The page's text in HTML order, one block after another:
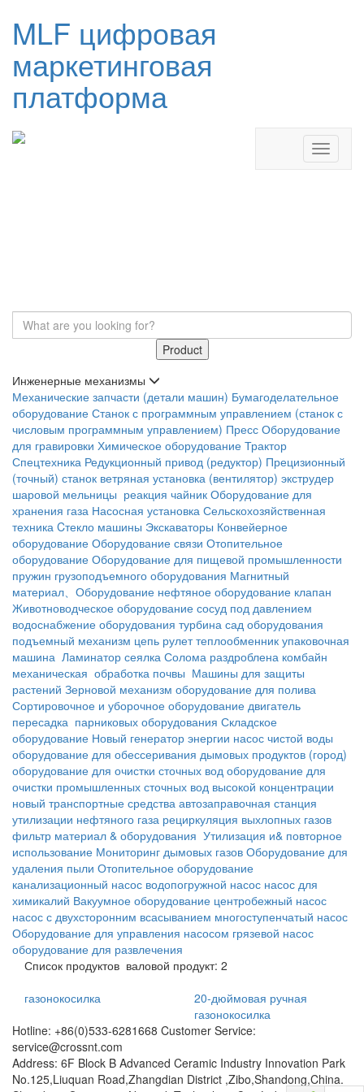
MLF цифровая
маркетинговая
платформа
Product
Инженерные механизмы
Механические запчасти (детали машин) Бумагоделательное
оборудование Станок с программным управлением (станок с
числовым программным управлением) Пресс Оборудование
для гравировки Химическое оборудование Трактор
Спецтехника Редукционный привод (редуктор) Прецизионный
(точный) станок ветряная установка (вентилятор) экструдер
шаровой мельницы реакция чайник Оборудование для
хранения газа Насосная установка Сельскохозяйственная
техника Cтекло машины Экскаваторы Конвейерное
оборудование Оборудование связи Отопительное
оборудование Оборудование для пищевой промышленности
пружин грузоподъемного оборудования Магнитный
материал、Оборудование нефтяное оборудование клапан
Животноводческое оборудование сосуд под давлением
водоснабжение оборудования турбина сад оборудования
подъемный механизм цепь рулет теплообменник упаковочная
машина Ламинатор сеялка Солома раздроблена комбайн
механическая обработка почвы Машины для защиты
растений Зерновой механизм оборудование для полива
Сортировочное и уборочное оборудование двигатель
пересадка парниковых оборудования Складское
оборудование Новый генератор энергии насос чистой воды
оборудование для обессеривания дымовых продуктов (город)
оборудование для очистки сточных вод оборудование для
очистки промышленных сточных вод высокой концентрации
новый транспортные средства автозаправочная станция
утилизации нефтяного газа рециркуляция выхлопных газов
фильтр материал & оборудования Утилизация и& повторное
использование Мониторинг дымовых газов Оборудование для
удаления пыли Отопительное оборудование
канализационный насос водопогружной насос насос для
химикалий Вакуумное оборудование центробежный насос
насос с двухсторонним всасыванием многоступенчатый насос
Оборудование для управления насосом грязевой насос
оборудование для развлечения
Список продуктов валовой продукт: 2
газонокосилка
20-дюймовая ручная
газонокосилка
Hotline: +86(0)533-6281668 Customer Service:
service@crossnt.com
Address: 6F Block B Advanced Ceramic Industry Innovation Park
No.125,Liuquan Road,Zhangdian District ,Zibo,Shandong,China.